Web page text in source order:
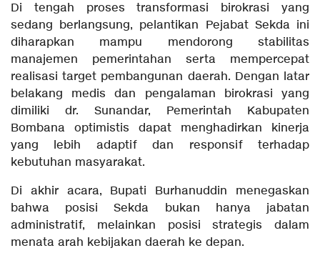
Di tengah proses transformasi birokrasi yang
sedang berlangsung, pelantikan Pejabat Sekda ini
diharapkan mampu mendorong stabilitas
manajemen pemerintahan serta mempercepat
realisasi target pembangunan daerah. Dengan latar
belakang medis dan pengalaman birokrasi yang
dimiliki dr. Sunandar, Pemerintah Kabupaten
Bombana optimistis dapat menghadirkan kinerja
yang lebih adaptif dan responsif terhadap
kebutuhan masyarakat.
Di akhir acara, Bupati Burhanuddin menegaskan
bahwa posisi Sekda bukan hanya jabatan
administratif, melainkan posisi strategis dalam
menata arah kebijakan daerah ke depan.